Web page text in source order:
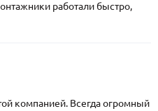
работали быстро,
компанией. Всегда огромный